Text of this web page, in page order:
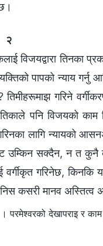
२
विजयद्वारा तिनका
पापको न्याय गर्नु
गरिने
पनि विजयको काम
लागि न्यायको
उम्किन सक्दैन, न त
वर्गीकृत गरिनेछ,
कसरी मानव
देखापराइ र